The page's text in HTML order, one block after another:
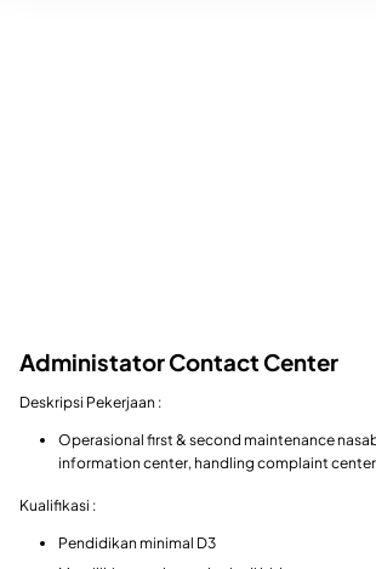
Administator Contact Center
Deskripsi Pekerjaan :
Operasional first & second maintenance
information center, handling complaint center
Kualifikasi :
Pendidikan minimal D3